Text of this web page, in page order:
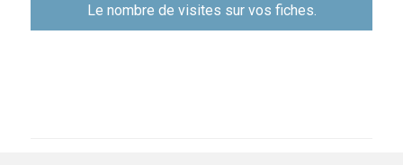
Le nombre de visites sur vos fiches.